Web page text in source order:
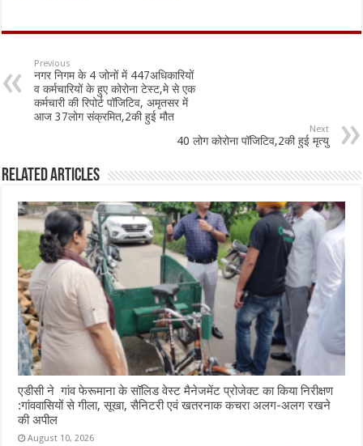
e
b
o
o
at
sA
p
p
ai ar
e
Previous
नगर निगम के 4 जोनों में 447अधिकारियों
व कर्मचारियों के हुए कोरोना टेस्ट,मे से एक
कर्मचारी की रिपोर्ट पॉजिटिव, अमृतसर में
आज 37लोग संक्रमित,2की हुई मौत
Next
40 लोग कोरोना पॉजिटिव,2की हुई मृत्यु
Related Articles
एडीसी ने गांव फेरूमाना के सॉलिड वेस्ट मैनेजमेंट प्रोजेक्ट का किया निरीक्षण
:गांववासियों से गीला, सूखा, सैनिटरी एवं खतरनाक कचरा अलग-अलग रखने
की अपील
August 10, 2026